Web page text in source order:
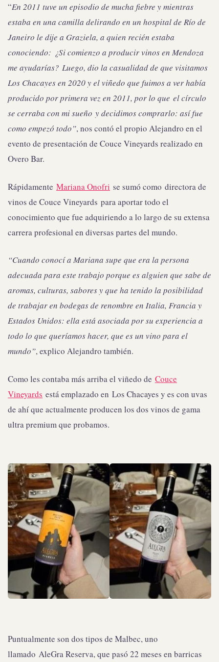
“En 2011 tuve un episodio de mucha fiebre y mientras
estaba en una camilla delirando en un hospital de Río de
Janeiro le dije a Graziela, a quien recién estaba
conociendo: ¿Si comienzo a producir vinos en Mendoza
me ayudarías? Luego, dio la casualidad de que visitamos
Los Chacayes en 2020 y el viñedo que fuimos a ver había
producido por primera vez en 2011, por lo que el círculo
se cerraba con mi sueño y decidimos comprarlo: así fue
como empezó todo”, nos contó el propio Alejandro en el
evento de presentación de Couce Vineyards realizado en
Overo Bar.
Rápidamente Mariana Onofri se sumó como directora de
vinos de Couce Vineyards para aportar todo el
conocimiento que fue adquiriendo a lo largo de su extensa
carrera profesional en diversas partes del mundo.
“Cuando conocí a Mariana supe que era la persona
adecuada para este trabajo porque es alguien que sabe de
aromas, culturas, sabores y que ha tenido la posibilidad
de trabajar en bodegas de renombre en Italia, Francia y
Estados Unidos: ella está asociada por su experiencia a
todo lo que queríamos hacer, que es un vino para el
mundo”, explico Alejandro también.
Como les contaba más arriba el viñedo de Couce
Vineyards está emplazado en Los Chacayes y es con uvas
de ahí que actualmente producen los dos vinos de gama
ultra premium que probamos.
Puntualmente son dos tipos de Malbec, uno
llamado AleGra Reserva, que pasó 22 meses en barricas